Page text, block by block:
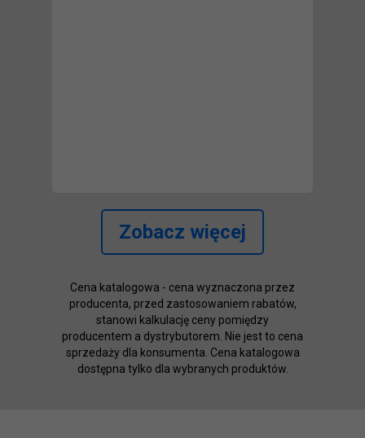
Zobacz więcej
Cena katalogowa - cena wyznaczona przez
producenta, przed zastosowaniem rabatów,
stanowi kalkulację ceny pomiędzy
producentem a dystrybutorem. Nie jest to cena
sprzedaży dla konsumenta. Cena katalogowa
dostępna tylko dla wybranych produktów.